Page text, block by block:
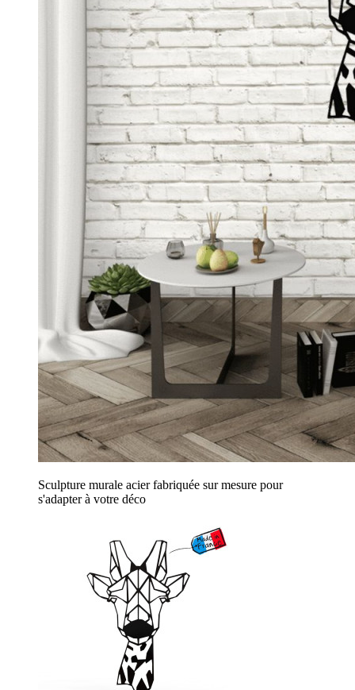
Sculpture murale acier fabriquée sur mesure pour
s'adapter à votre déco